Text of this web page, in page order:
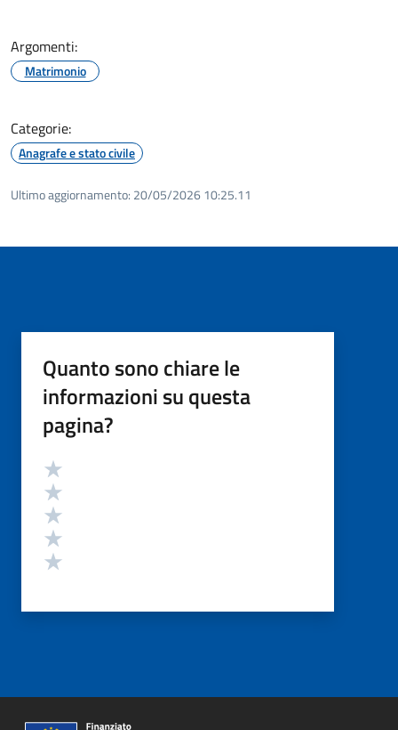
Argomenti:
Matrimonio
Categorie:
Anagrafe e stato civile
Ultimo aggiornamento: 20/05/2026 10:25.11
Quanto sono chiare le
informazioni su questa
pagina?
Valutazione